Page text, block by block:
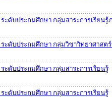
ะดับประถมศึกษา กลุ่มสาระการเรียนรู้
ะดับประถมศึกษา กลุ่มวิชาวิทยาศาสต
ะดับประถมศึกษา กลุ่มสาระการเรียนรู้
ะดับประถมศึกษา กลุ่มสาระการเรียนรู้